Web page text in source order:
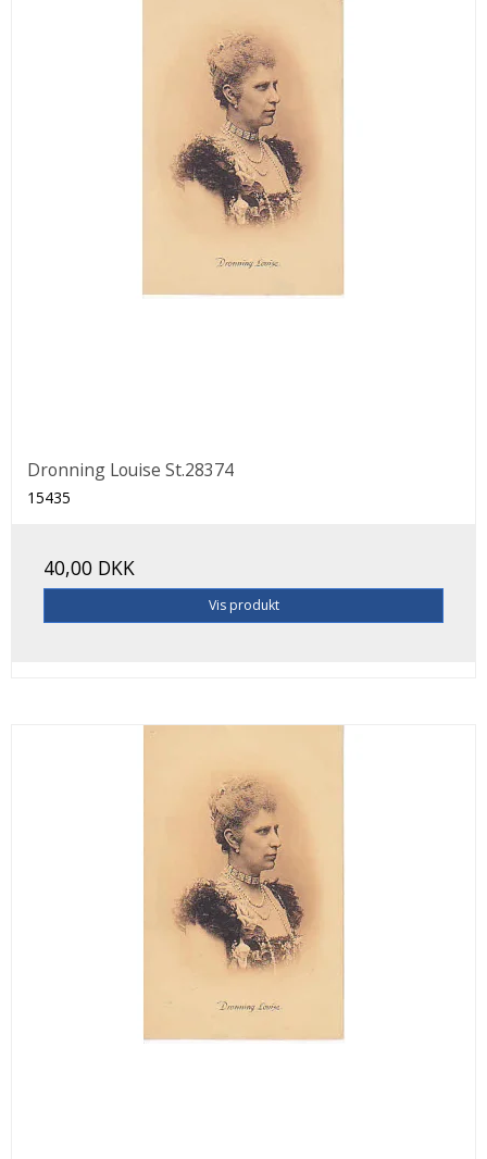
Dronning Louise St.28374
15435
40,00 DKK
Vis produkt